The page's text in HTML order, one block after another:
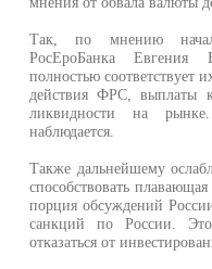
Так, по мнению
РосЕроБанка Евгения
полностью соответствует
действия ФРС, выплаты
ликвидности на
наблюдается.
Также дальнейшему
способствовать
порция обсуждений
санкций по России.
отказаться от